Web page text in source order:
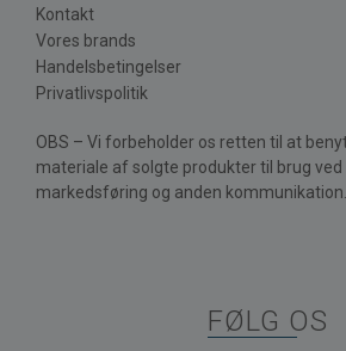
Kontakt
Vores brands
Handelsbetingelser
Privatlivspolitik
OBS – Vi forbeholder os retten til at
materiale af solgte produkter til brug
markedsføring og anden kommunikation.
FØLG OS